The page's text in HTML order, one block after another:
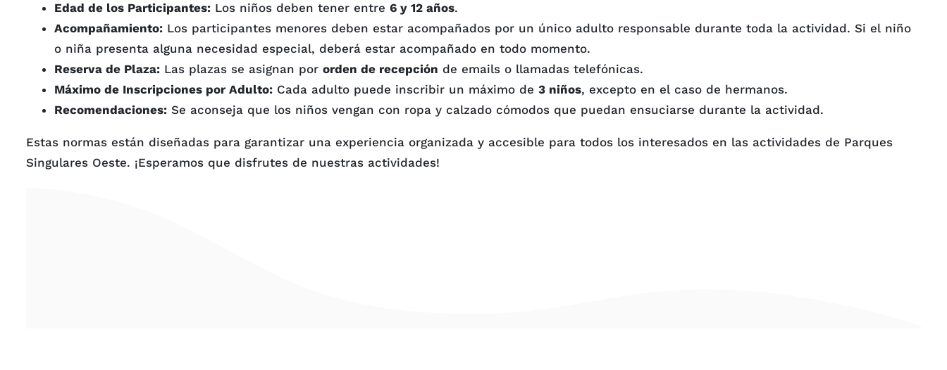
Edad de los Participantes:Los niños deben tener entre 6 y 12 años.
Acompañamiento:Los participantes menores deben estar acompañados por un único adulto responsable durante toda la actividad. Si el niño
o niña presenta alguna necesidad especial, deberá estar acompañado en todo momento.
Reserva de Plaza:Las plazas se asignan por orden de recepción de emails o llamadas telefónicas.
Máximo de Inscripciones por Adulto:Cada adulto puede inscribir un máximo de 3 niños, excepto en el caso de hermanos.
Recomendaciones:Se aconseja que los niños vengan con ropa y calzado cómodos que puedan ensuciarse durante la actividad.
Estas normas están diseñadas para garantizar una experiencia organizada y accesible para todos los interesados en las actividades de Parques
Singulares Oeste. ¡Esperamos que disfrutes de nuestras actividades!